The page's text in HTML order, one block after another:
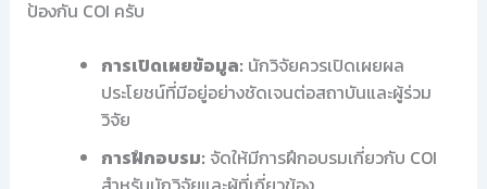
ป้องกัน COI ครับ
การเปิดเผยข้อมูล: นักวิจัยควรเปิดเผยผล
ประโยชน์ที่มีอยู่อย่างชัดเจนต่อสถาบันและผู้ร่วม
วิจัย
การฝึกอบรม: จัดให้มีการฝึกอบรมเกี่ยวกับ COI